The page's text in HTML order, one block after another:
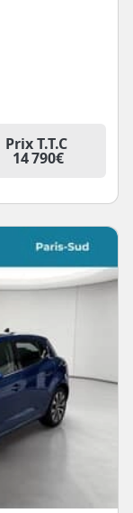
Prix T.T.C
14 790€